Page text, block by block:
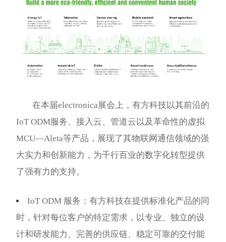
在本届electronica展会上，有方科技以其前沿的
IoT ODM服务、接入云、管道云以及革命性的虚拟
MCU—Aleta等产品，展现了其物联网通信领域的强
大实力和创新能力，为千行百业的数字化转型提供
了强有力的支持。
IoT ODM 服务：有方科技在提供标准化产品的同
时，针对每位客户的特定需求，以专业、独立的设
计和研发能力、完善的供应链、稳定可靠的交付能